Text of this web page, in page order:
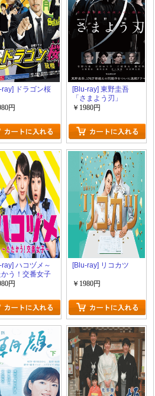
ray] ドラゴン桜
円
[Blu-ray] 東野圭吾
「さまよう刃」
￥1980円
ray] ハコヅメ～
う！交番女子
円
[Blu-ray] リコカツ
￥1980円